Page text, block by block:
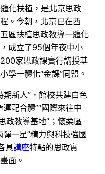
化扶植，是北京思政
。今朝，北京已在西
區扶植思政教導一體化
成立了95個年夜中小
家思政課實行講授基
學一體化“金課”同盟。
新人”，館校共建白色
配合體”“國際來往中
政教導基地”；懷柔區
一星”精力與科技強國
具講座特點的思政實
面。